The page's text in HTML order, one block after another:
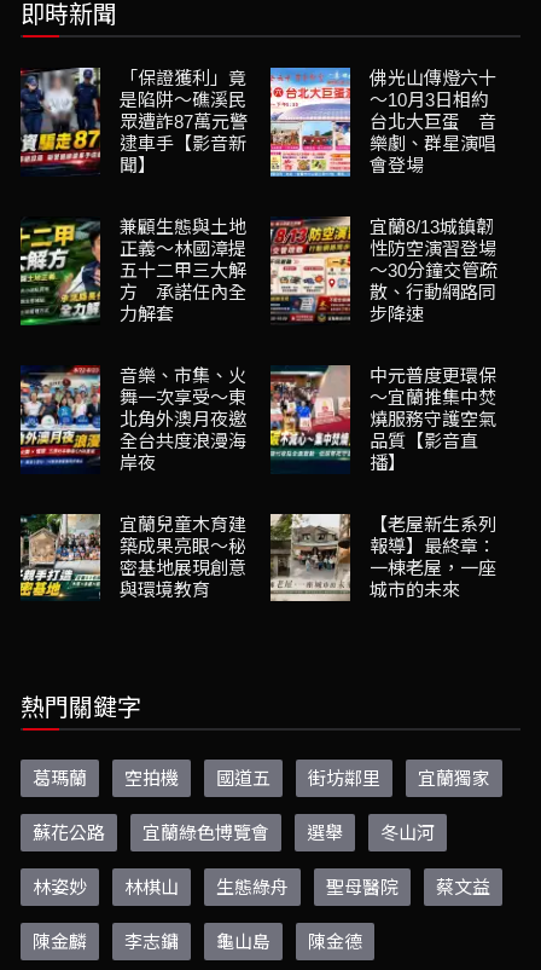
即時新聞
「保證獲利」竟
是陷阱～礁溪民
眾遭詐87萬元警
逮車手【影音新
聞】
佛光山傳燈六十
～10月3日相約
台北大巨蛋 音
樂劇、群星演唱
會登場
兼顧生態與土地
正義～林國漳提
五十二甲三大解
方 承諾任內全
力解套
宜蘭8/13城鎮韌
性防空演習登場
～30分鐘交管疏
散、行動網路同
步降速
音樂、市集、火
舞一次享受～東
北角外澳月夜邀
全台共度浪漫海
岸夜
中元普度更環保
～宜蘭推集中焚
燒服務守護空氣
品質【影音直
播】
宜蘭兒童木育建
築成果亮眼～秘
密基地展現創意
與環境教育
【老屋新生系列
報導】最終章：
一棟老屋，一座
城市的未來
熱門關鍵字
葛瑪蘭 空拍機 國道五 街坊鄰里 宜蘭獨家
蘇花公路 宜蘭綠色博覽會 選舉 冬山河
林姿妙 林棋山 生態綠舟 聖母醫院 蔡文益
陳金麟 李志鏞 龜山島 陳金德